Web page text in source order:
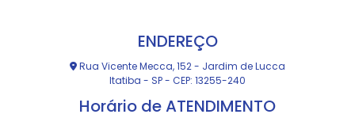
ENDEREÇO
Rua Vicente Mecca, 152 - Jardim de Lucca
Itatiba - SP - CEP: 13255-240
Horário de ATENDIMENTO